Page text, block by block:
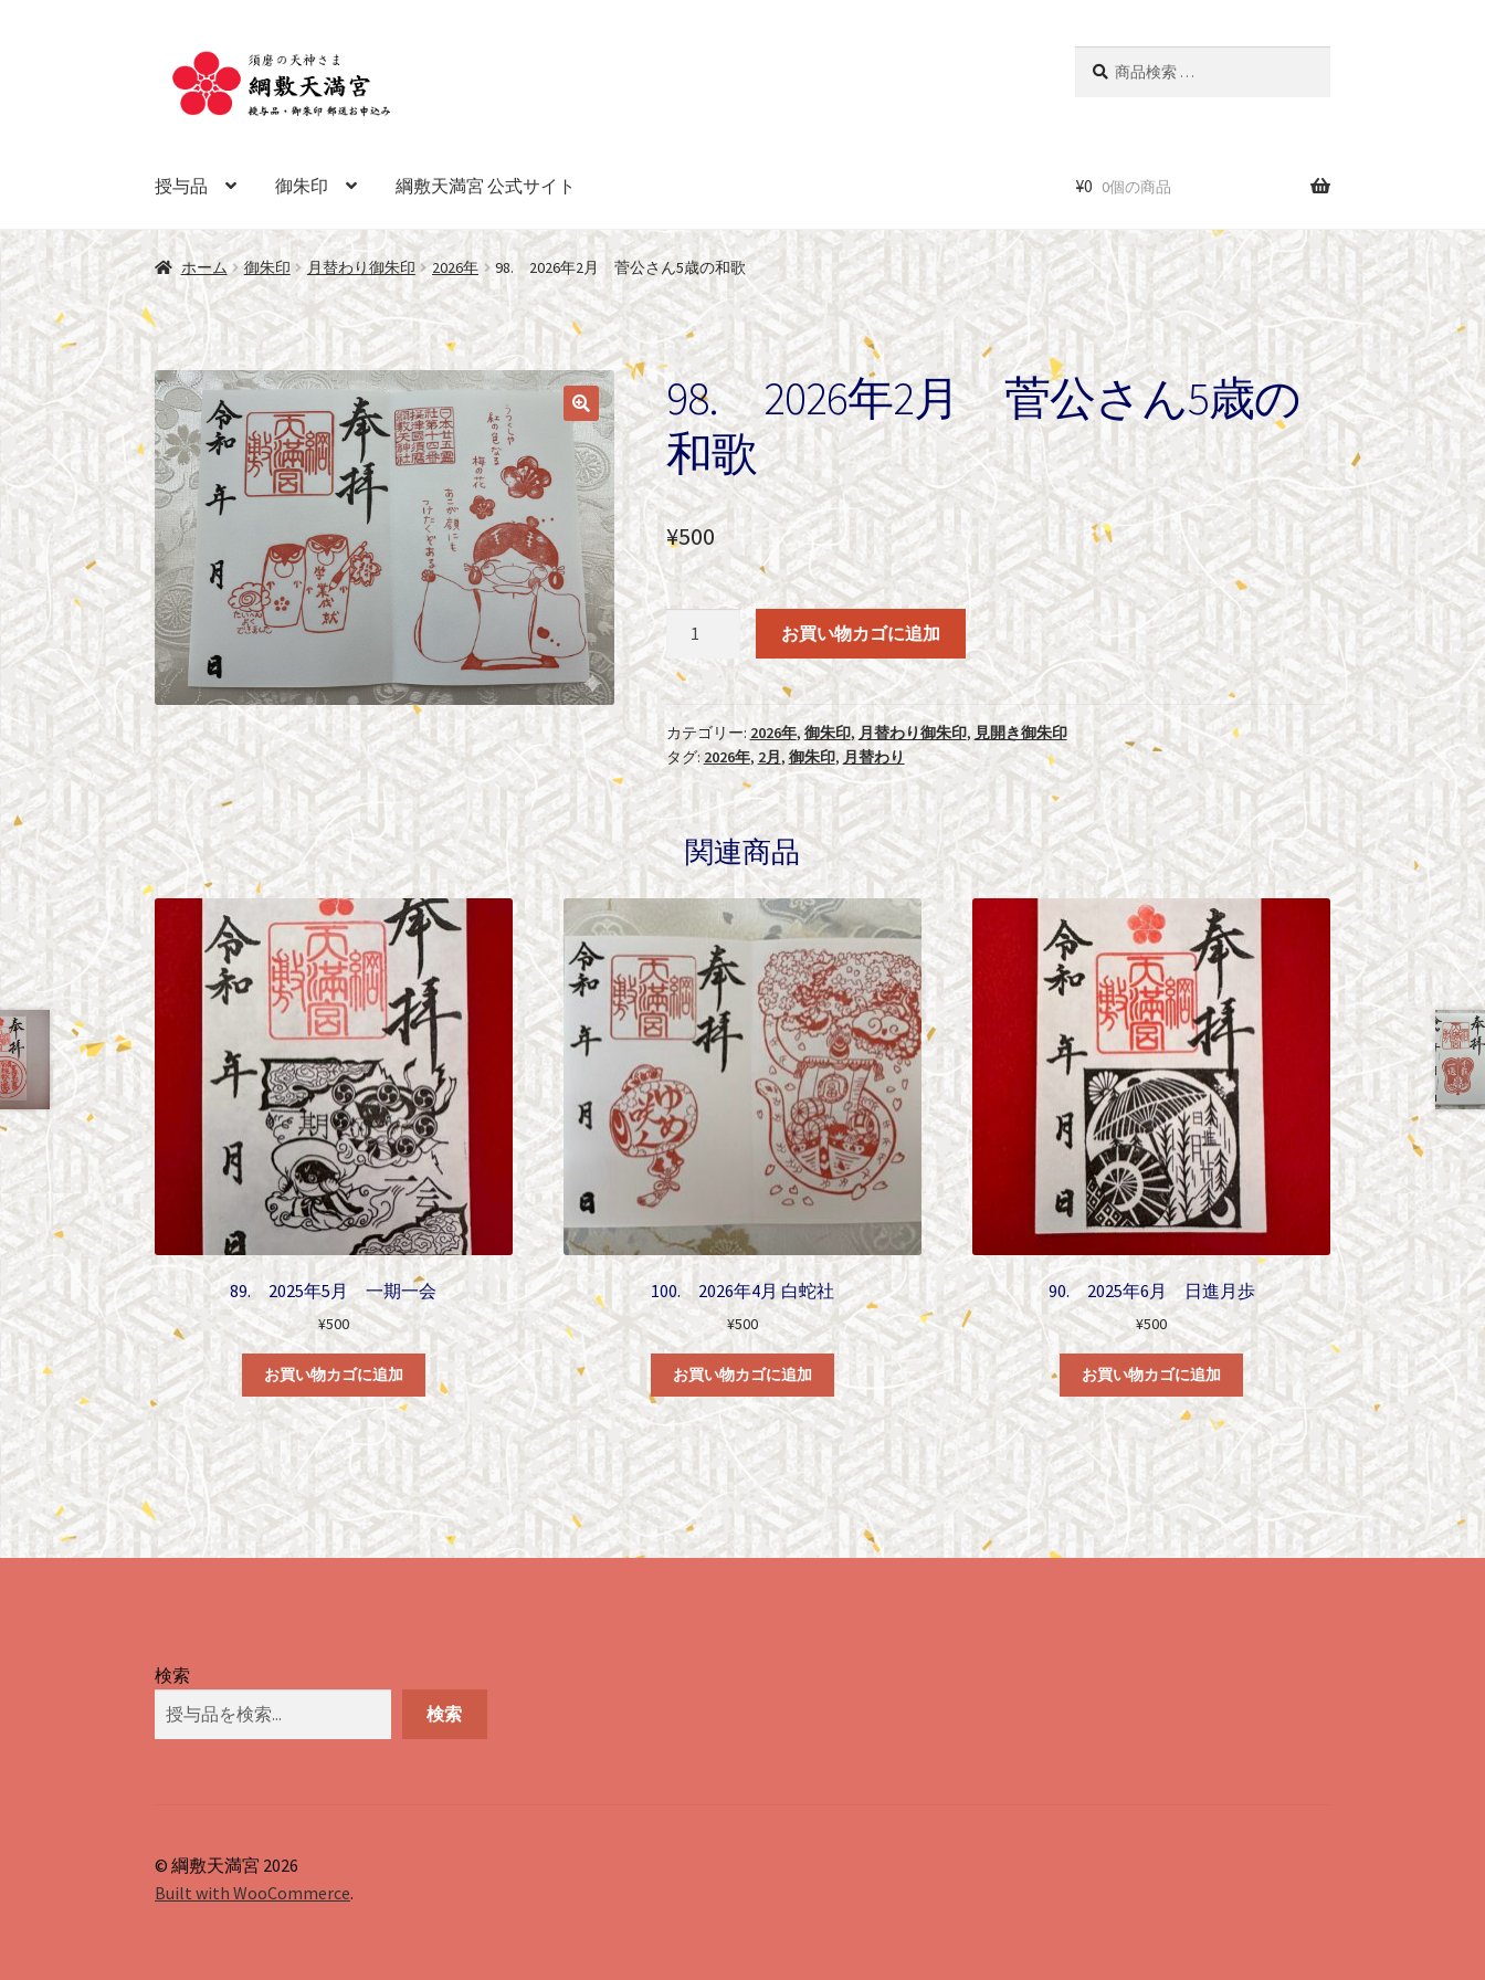
ョ
ス
キ
ッ
プ
へ
ッ
プ
授与品 御朱印 綱敷天満宮 公式サイト ¥0 0個の商品
ホーム 御朱印 月替わり御朱印 2026年 98. 2026年2月 菅公さん5歳の和歌
98. 2026年2月 菅公さん5歳の
和歌
¥500
98.
年
2
月
菅
公
さ
ん
5
歳
和
歌
個
お買い物カゴに追加
カテゴリー: 2026年,御朱印, 月替わり御朱印, 見開き御朱印
タグ: 2026年, 2月 ,御朱印,月替わり
関連商品
89. 2025年5月 一期一会
¥500
お買い物カゴに追加
100. 2026年4月 白蛇社
¥500
お買い物カゴに追加
90. 2025年6月 日進月歩
¥500
お買い物カゴに追加
検索
検索
© 綱敷天満宮 2026
Built with WooCommerce.